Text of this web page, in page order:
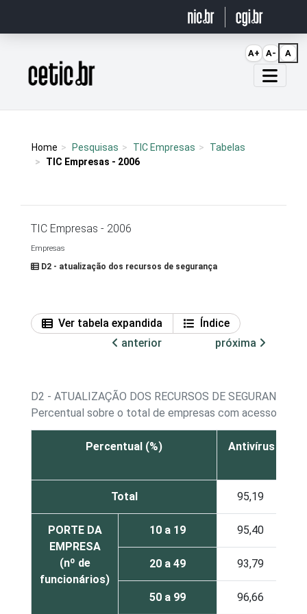
Página inicial
Home Pesquisas TIC Empresas
Tabelas
TIC Empresas - 2006
TIC Empresas - 2006
Empresas
D2 - atualização dos recursos de segurança
Ver tabela expandida
Índice
anterior
próxima
D2 - ATUALIZAÇÃO DOS RECURSOS DE SEGURANÇA
Percentual sobre o total de empresas com acesso à
Percentual (%) Antivírus
Total 95,19
PORTE DA
EMPRESA
(nº de
funcionários)
10 a 19 95,40
20 a 49 93,79
50 a 99 96,66
A+ A- A